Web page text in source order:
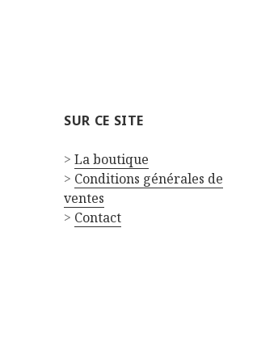
SUR CE SITE
>La boutique
> Conditions générales de
ventes
> Contact